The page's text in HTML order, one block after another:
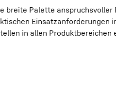
breite Palette anspruchsvoller
in allen Produktbereichen